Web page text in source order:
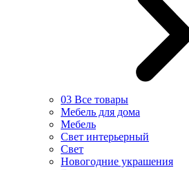
03 Все товары
Мебель для дома
Мебель
Свет интерьерный
Свет
Новогодние украшения